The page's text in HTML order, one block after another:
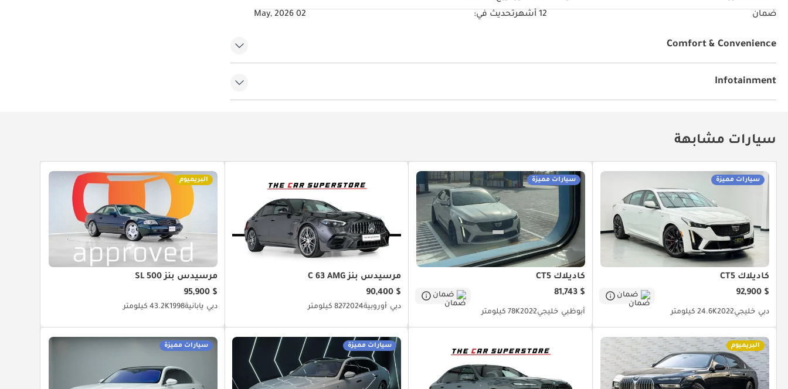
ضمان
12 أشهر تحديث في: 02 May, 2026
Comfort & Convenience
Infotainment
سيارات مشابهة
سيارات مميزة
كاديلاك CT5
$ 92,900
ضمان
دبي خليجي202224.6K كيلومتر
سيارات مميزة
كاديلاك CT5
$ 81,743
ضمان
أبوظبي خليجي202278K كيلومتر
مرسيدس بنز C 63 AMG
$ 90,400
دبي أوروبية2024827 كيلومتر
البريميوم
مرسيدس بنز SL 500
$ 95,900
دبي يابانية199843.2K كيلومتر
البريميوم سيارات مميزة سيارات مميزة